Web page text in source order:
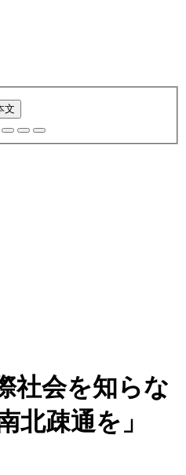
文
社会を知らな
疎通を」